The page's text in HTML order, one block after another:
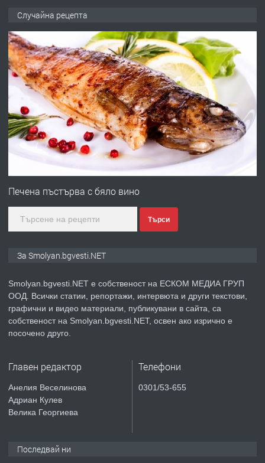
преди 2 години
ПРЕДЛАГА
УДЪЛЖАВАНЕ НА ЧОВЕШКИЯТ
ЖИВОТ И ПОДОБРЯВАНЕ НА
НЕГОВОТО КАЧЕСТВО
преди 2 години
Имот в Северна Гърция, до Кавала
преди 2 години
ПРЕДЛАГА КЪЩА В МАРОНЯ
ТЪРСИ
Случайна рецепта
Печена пъстърва с бяло вино
Търси
За Smolyan.bgvesti.NET
Smolyan.bgvesti.NET е собственост на ЕСКОМ МЕДИА ГРУП
ООД. Всички статии, репортажи, интервюта и други текстови,
графични и видео материали, публикувани в сайта, са
собственост на Smolyan.bgvesti.NET, освен ако изрично е
посочено друго.
Главен редактор
Анелия Веселинова
Адриан Кулев
Велика Георгиева
Телефони
0301/53-655
Последвай ни